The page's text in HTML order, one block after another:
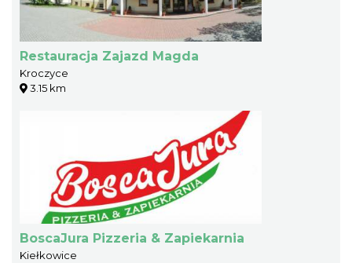
Restauracja Zajazd Magda
Kroczyce
3.15 km
BoscaJura Pizzeria & Zapiekarnia
Kiełkowice